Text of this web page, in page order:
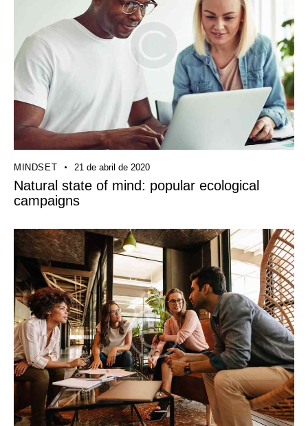
MINDSET 21 de abril de 2020
Natural state of mind: popular ecological
campaigns